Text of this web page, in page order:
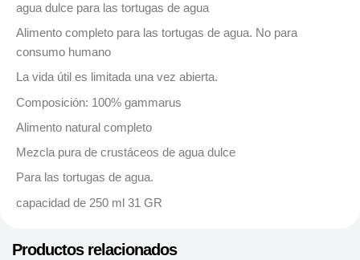
agua dulce para las tortugas de agua
Alimento completo para las tortugas de agua. No para
consumo humano
La vida útil es limitada una vez abierta.
Composición: 100% gammarus
Alimento natural completo
Mezcla pura de crustáceos de agua dulce
Para las tortugas de agua.
capacidad de 250 ml 31 GR
Productos relacionados